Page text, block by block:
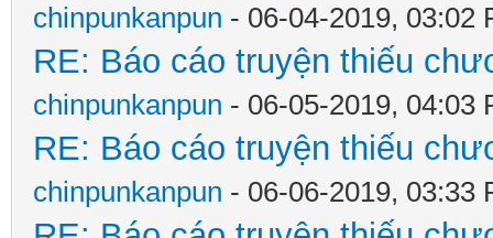
chinpunkanpun - 06-04-2019, 03:02
RE: Báo cáo truyện thiếu
chinpunkanpun - 06-05-2019, 04:03
RE: Báo cáo truyện thiếu
chinpunkanpun - 06-06-2019, 03:33